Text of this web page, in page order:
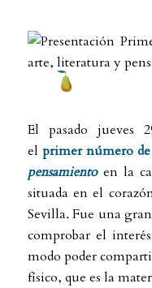
El pasado jueves
el primer número de
pensamiento en la
situada en el
Sevilla.Fue una gran
comprobar el
modo poder
físico, que es la